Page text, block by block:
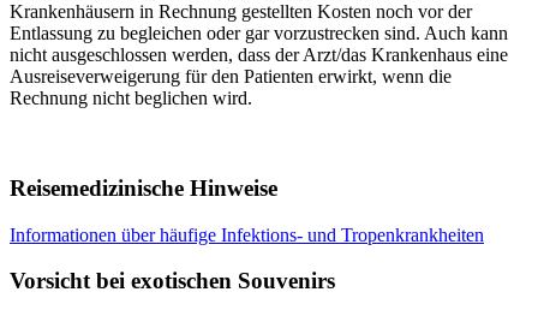
Krankenhäusern in Rechnung gestellten Kosten noch vor der
Entlassung zu begleichen oder gar vorzustrecken sind. Auch kann
nicht ausgeschlossen werden, dass der Arzt/das Krankenhaus eine
Ausreiseverweigerung für den Patienten erwirkt, wenn die
Rechnung nicht beglichen wird.
Reisemedizinische Hinweise
Informationen über häufige Infektions- und Tropenkrankheiten
Vorsicht bei exotischen Souvenirs